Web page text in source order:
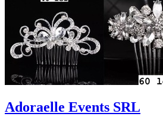
Adoraelle Events SRL